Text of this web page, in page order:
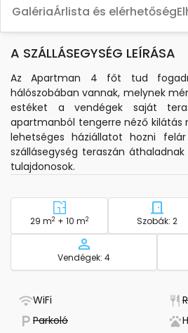
GalériaÁrlista és elérhetőség
A SZÁLLÁSEGYSÉG LEÍRÁSA
Az Apartman 4 főt tud
hálószobában vannak, melynek
estéket a vendégek saját
apartmanból tengerre néző kilátás
lehetséges háziállatot hozni
szállásegység teraszán
tulajdonosok.
Terület - szállás
29 m2 + 10 m2 Szobák: 2
Kapacitás
Vendégek: 4
WiFi
Parkoló- Nem elérhető